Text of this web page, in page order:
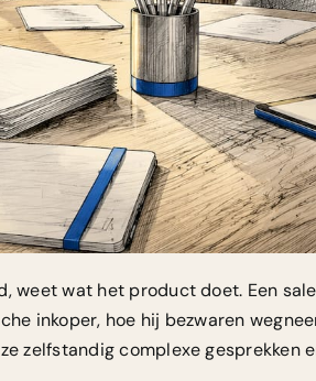
weet wat het product doet. Een
inkoper, hoe hij bezwaren
zelfstandig complexe gesprekken